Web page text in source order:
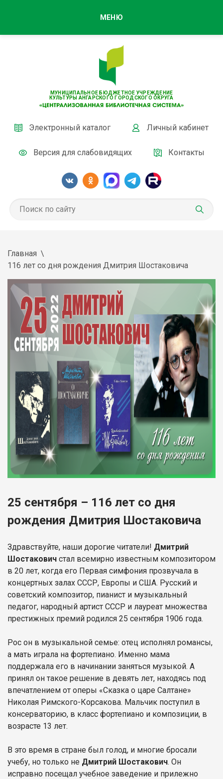
МУНИЦИПАЛЬНОЕ БЮДЖЕТНОЕ УЧРЕЖДЕНИЕ
КУЛЬТУРЫ АНГАРСКОГО ГОРОДСКОГО ОКРУГА
Электронный каталог Личный кабинет
Версия для слабовидящих Контакты
МЕНЮ
Главная
116 лет со дня рождения Дмитрия Шостаковича
25 сентября – 116 лет со дня
рождения Дмитрия Шостаковича
Здравствуйте, наши дорогие читатели! Дмитрий
Шостакович стал всемирно известным композитором
в 20 лет, когда его Первая симфония прозвучала в
концертных залах СССР, Европы и США. Русский и
советский композитор, пианист и музыкальный
педагог, народный артист СССР и лауреат множества
престижных премий родился 25 сентября 1906 года.
Рос он в музыкальной семье: отец исполнял романсы,
а мать играла на фортепиано. Именно мама
поддержала его в начинании заняться музыкой. А
принял он такое решение в девять лет, находясь под
впечатлением от оперы «Сказка о царе Салтане»
Николая Римского-Корсакова. Мальчик поступил в
консерваторию, в класс фортепиано и композиции, в
возрасте 13 лет.
В это время в стране был голод, и многие бросали
учебу, но только не Дмитрий Шостакович. Он
исправно посещал учебное заведение и прилежно